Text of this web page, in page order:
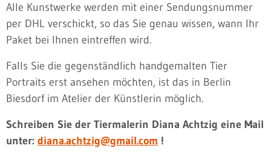
Alle Kunstwerke werden mit einer Sendungsnummer
per DHL verschickt, so das Sie genau wissen, wann Ihr
Paket bei Ihnen eintreffen wird.
Falls Sie die gegenständlich handgemalten Tier
Portraits erst ansehen möchten, ist das in Berlin
Biesdorf im Atelier der Künstlerin möglich.
Schreiben Sie der Tiermalerin Diana Achtzig eine Mail
unter: diana.achtzig@gmail.com !